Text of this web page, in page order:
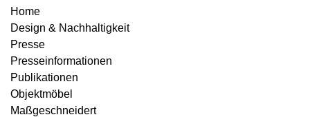
Home
Design & Nachhaltigkeit
Presse
Presseinformationen
Publikationen
Objektmöbel
Maßgeschneidert